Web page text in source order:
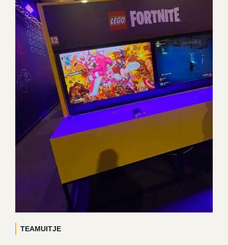
TEAMUITJE